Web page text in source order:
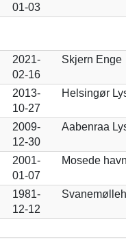
01-03
2021-
02-16
Skjern Enge
2013-
10-27
Helsingør
2009-
12-30
Aabenraa
2001-
01-07
Mosede
1981-
12-12